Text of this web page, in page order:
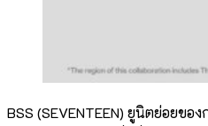
BSS (SEVENTEEN) ยูนิตย่อยขอ